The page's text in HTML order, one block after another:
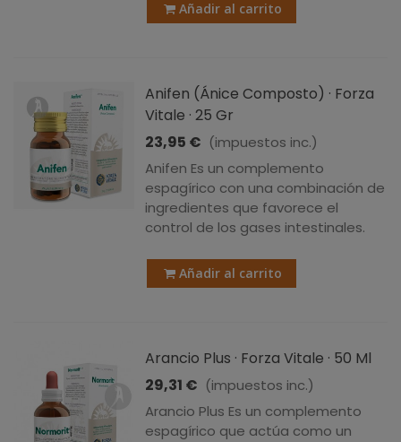
Añadir al carrito
Anifen (Ánice Composto) · Forza
Vitale · 25 Gr
23,95 € (impuestos inc.)
Anifen Es un complemento
espagírico con una combinación de
ingredientes que favorece el
control de los gases intestinales.
Añadir al carrito
Arancio Plus · Forza Vitale · 50 Ml
29,31 € (impuestos inc.)
Arancio Plus Es un complemento
espagírico que actúa como un